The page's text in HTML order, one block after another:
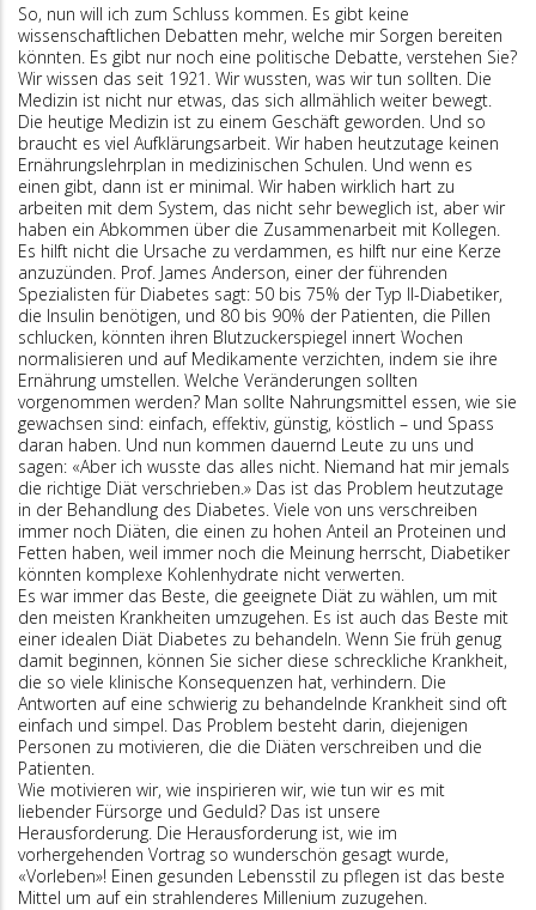
So, nun will ich zum Schluss kommen. Es gibt keine
wissenschaftlichen Debatten mehr, welche mir Sorgen bereiten
könnten. Es gibt nur noch eine politische Debatte, verstehen Sie?
Wir wissen das seit 1921. Wir wussten, was wir tun sollten. Die
Medizin ist nicht nur etwas, das sich allmählich weiter bewegt.
Die heutige Medizin ist zu einem Geschäft geworden. Und so
braucht es viel Aufklärungsarbeit. Wir haben heutzutage keinen
Ernährungslehrplan in medizinischen Schulen. Und wenn es
einen gibt, dann ist er minimal. Wir haben wirklich hart zu
arbeiten mit dem System, das nicht sehr beweglich ist, aber wir
haben ein Abkommen über die Zusammenarbeit mit Kollegen.
Es hilft nicht die Ursache zu verdammen, es hilft nur eine Kerze
anzuzünden. Prof. James Anderson, einer der führenden
Spezialisten für Diabetes sagt: 50 bis 75% der Typ II-Diabetiker,
die Insulin benötigen, und 80 bis 90% der Patienten, die Pillen
schlucken, könnten ihren Blutzuckerspiegel innert Wochen
normalisieren und auf Medikamente verzichten, indem sie ihre
Ernährung umstellen. Welche Veränderungen sollten
vorgenommen werden? Man sollte Nahrungsmittel essen, wie sie
gewachsen sind: einfach, effektiv, günstig, köstlich – und Spass
daran haben. Und nun kommen dauernd Leute zu uns und
sagen: «Aber ich wusste das alles nicht. Niemand hat mir jemals
die richtige Diät verschrieben.» Das ist das Problem heutzutage
in der Behandlung des Diabetes. Viele von uns verschreiben
immer noch Diäten, die einen zu hohen Anteil an Proteinen und
Fetten haben, weil immer noch die Meinung herrscht, Diabetiker
könnten komplexe Kohlenhydrate nicht verwerten.
Es war immer das Beste, die geeignete Diät zu wählen, um mit
den meisten Krankheiten umzugehen. Es ist auch das Beste mit
einer idealen Diät Diabetes zu behandeln. Wenn Sie früh genug
damit beginnen, können Sie sicher diese schreckliche Krankheit,
die so viele klinische Konsequenzen hat, verhindern. Die
Antworten auf eine schwierig zu behandelnde Krankheit sind oft
einfach und simpel. Das Problem besteht darin, diejenigen
Personen zu motivieren, die die Diäten verschreiben und die
Patienten.
Wie motivieren wir, wie inspirieren wir, wie tun wir es mit
liebender Fürsorge und Geduld? Das ist unsere
Herausforderung. Die Herausforderung ist, wie im
vorhergehenden Vortrag so wunderschön gesagt wurde,
«Vorleben»! Einen gesunden Lebensstil zu pflegen ist das beste
Mittel um auf ein strahlenderes Millenium zuzugehen.